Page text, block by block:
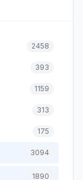
2458
393
1159
313
175
3094
1890